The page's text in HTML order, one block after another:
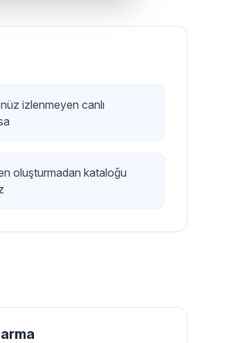
izlenmeyen canlı
oluşturmadan kataloğu